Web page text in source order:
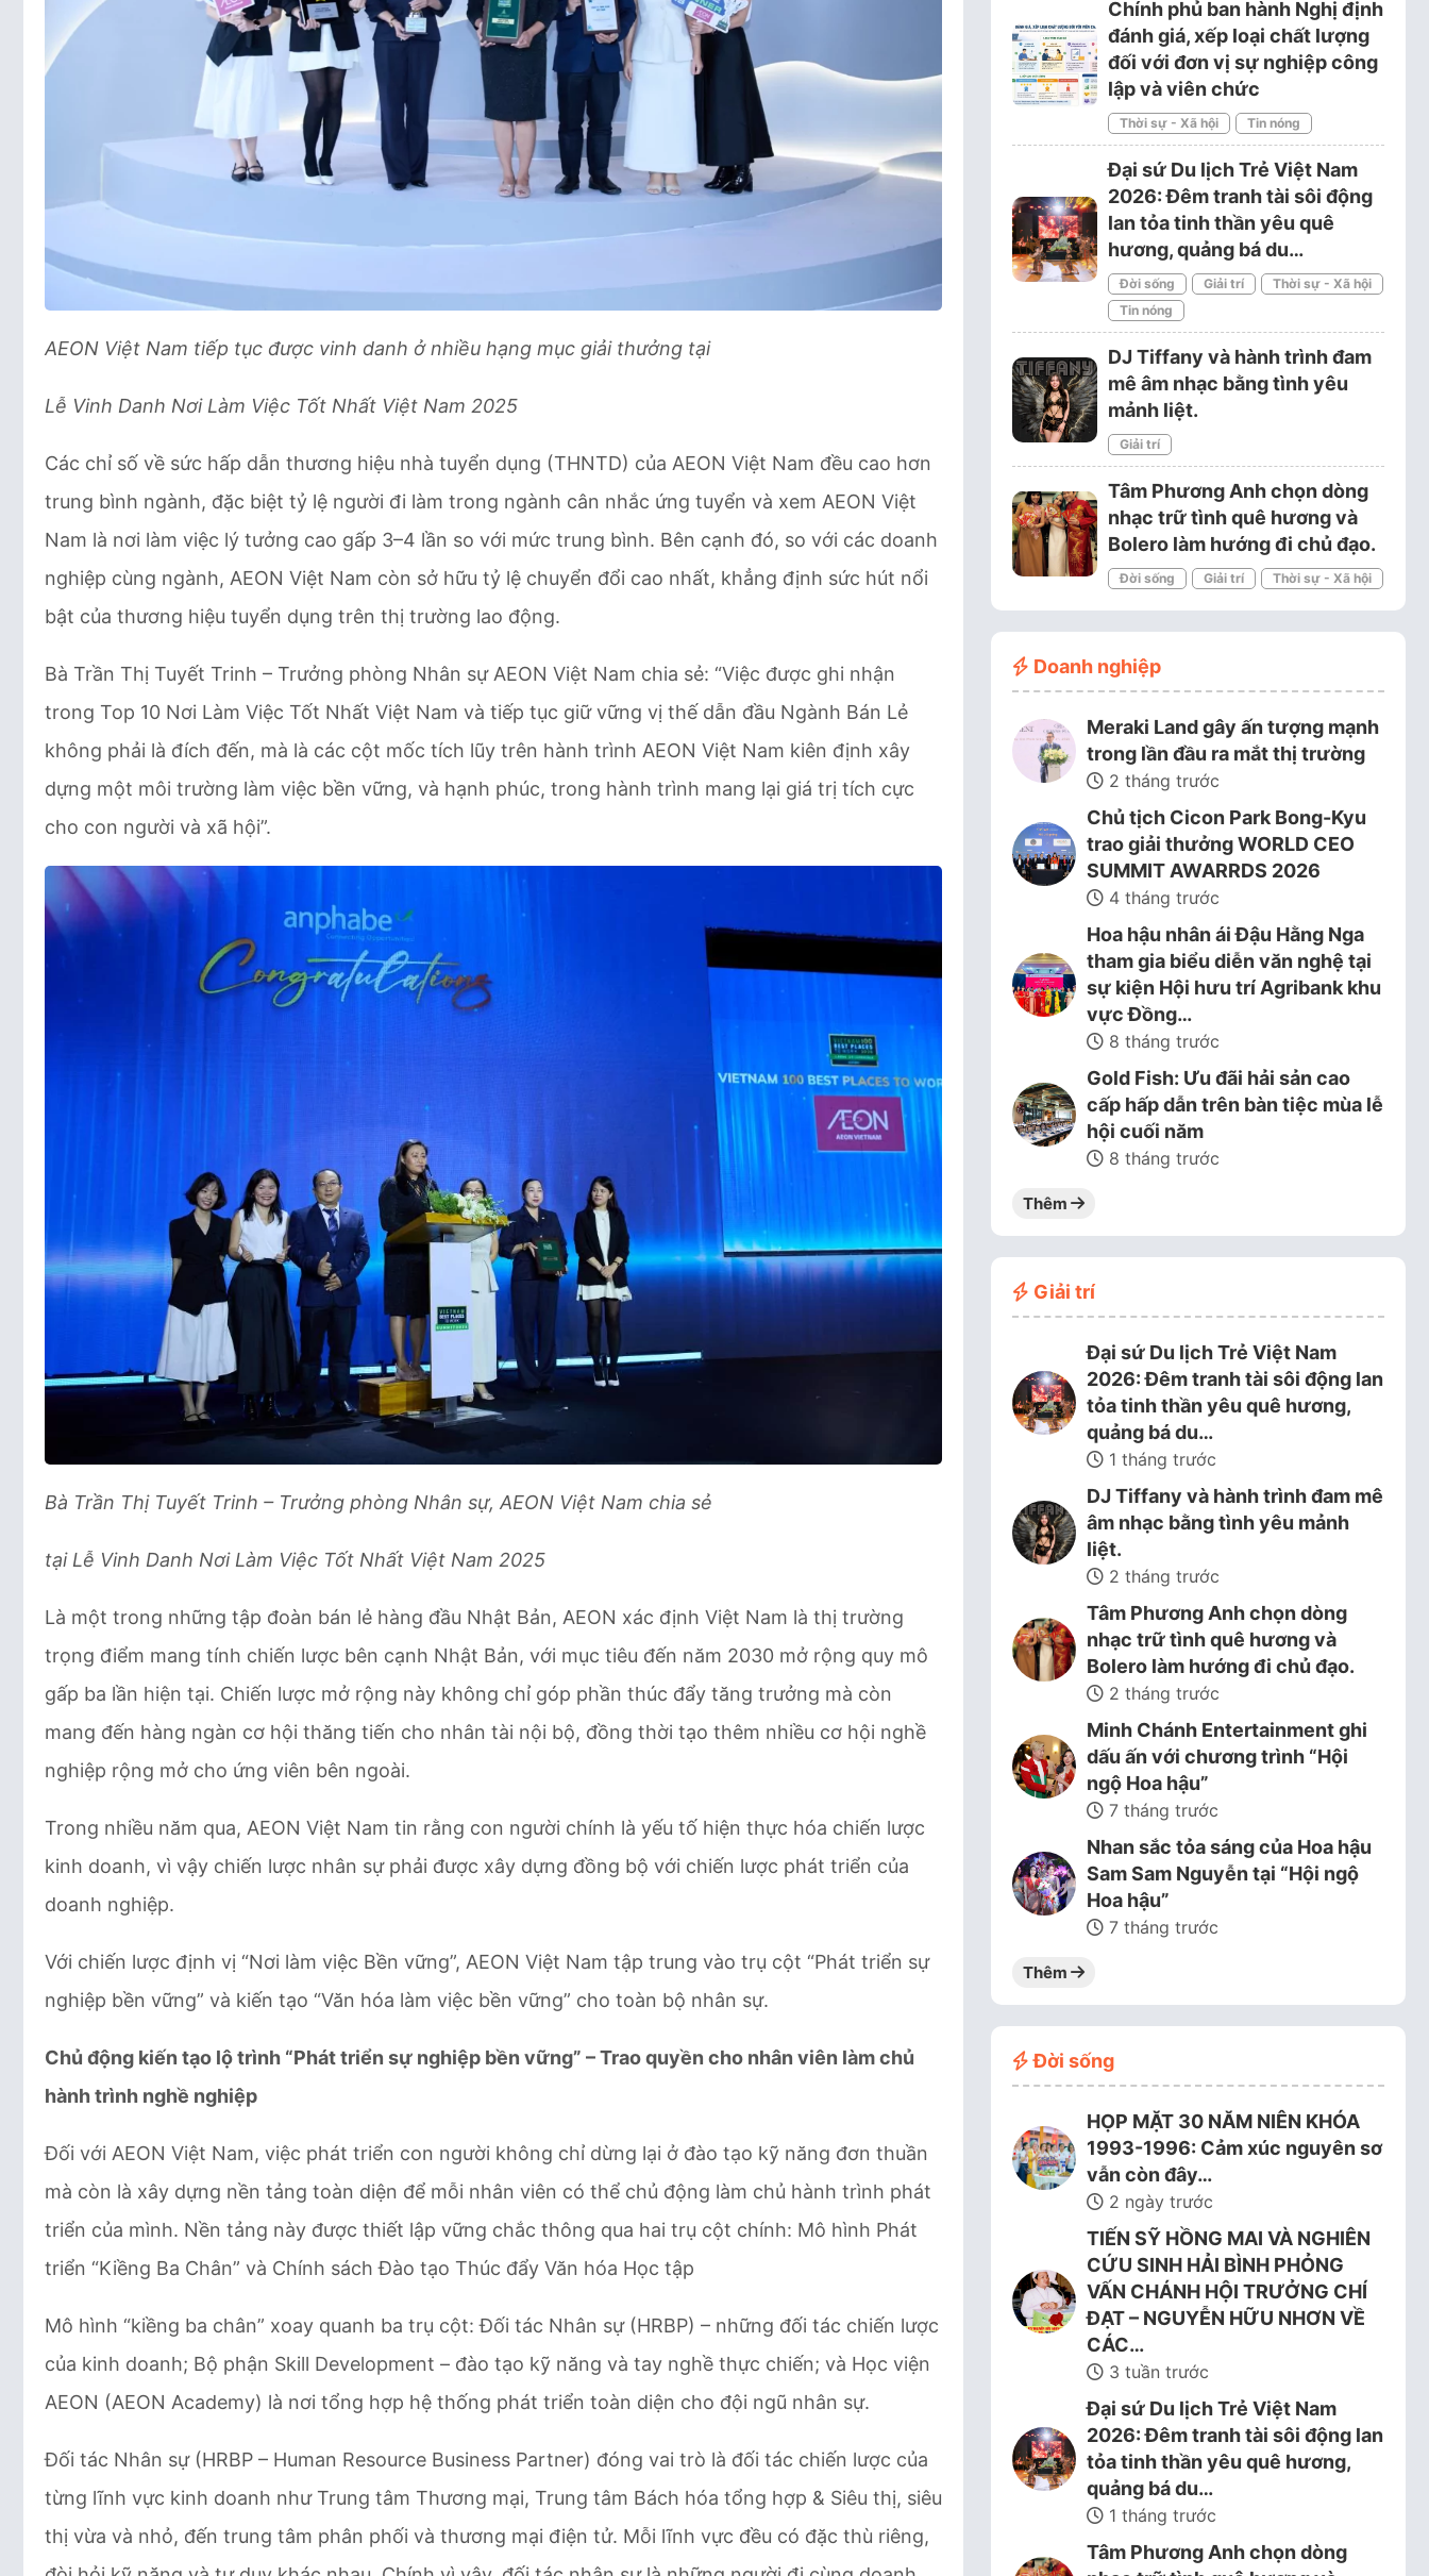
AEON Việt Nam tiếp tục được vinh danh ở nhiều hạng mục giải thưởng tại
Lễ Vinh Danh Nơi Làm Việc Tốt Nhất Việt Nam 2025
Các chỉ số về sức hấp dẫn thương hiệu nhà tuyển dụng (THNTD) của AEON Việt Nam đều cao hơn
trung bình ngành, đặc biệt tỷ lệ người đi làm trong ngành cân nhắc ứng tuyển và xem AEON Việt
Nam là nơi làm việc lý tưởng cao gấp 3–4 lần so với mức trung bình. Bên cạnh đó, so với các doanh
nghiệp cùng ngành, AEON Việt Nam còn sở hữu tỷ lệ chuyển đổi cao nhất, khẳng định sức hút nổi
bật của thương hiệu tuyển dụng trên thị trường lao động.
Bà Trần Thị Tuyết Trinh – Trưởng phòng Nhân sự AEON Việt Nam chia sẻ: “Việc được ghi nhận
trong Top 10 Nơi Làm Việc Tốt Nhất Việt Nam và tiếp tục giữ vững vị thế dẫn đầu Ngành Bán Lẻ
không phải là đích đến, mà là các cột mốc tích lũy trên hành trình AEON Việt Nam kiên định xây
dựng một môi trường làm việc bền vững, và hạnh phúc, trong hành trình mang lại giá trị tích cực
cho con người và xã hội”.
Bà Trần Thị Tuyết Trinh – Trưởng phòng Nhân sự, AEON Việt Nam chia sẻ
tại Lễ Vinh Danh Nơi Làm Việc Tốt Nhất Việt Nam 2025
Là một trong những tập đoàn bán lẻ hàng đầu Nhật Bản, AEON xác định Việt Nam là thị trường
trọng điểm mang tính chiến lược bên cạnh Nhật Bản, với mục tiêu đến năm 2030 mở rộng quy mô
gấp ba lần hiện tại. Chiến lược mở rộng này không chỉ góp phần thúc đẩy tăng trưởng mà còn
mang đến hàng ngàn cơ hội thăng tiến cho nhân tài nội bộ, đồng thời tạo thêm nhiều cơ hội nghề
nghiệp rộng mở cho ứng viên bên ngoài.
Trong nhiều năm qua, AEON Việt Nam tin rằng con người chính là yếu tố hiện thực hóa chiến lược
kinh doanh, vì vậy chiến lược nhân sự phải được xây dựng đồng bộ với chiến lược phát triển của
doanh nghiệp.
Với chiến lược định vị “Nơi làm việc Bền vững”, AEON Việt Nam tập trung vào trụ cột “Phát triển sự
nghiệp bền vững” và kiến tạo “Văn hóa làm việc bền vững” cho toàn bộ nhân sự.
Chủ động kiến tạo lộ trình “Phát triển sự nghiệp bền vững” – Trao quyền cho nhân viên làm chủ
hành trình nghề nghiệp
Đối với AEON Việt Nam, việc phát triển con người không chỉ dừng lại ở đào tạo kỹ năng đơn thuần
mà còn là xây dựng nền tảng toàn diện để mỗi nhân viên có thể chủ động làm chủ hành trình phát
triển của mình. Nền tảng này được thiết lập vững chắc thông qua hai trụ cột chính: Mô hình Phát
triển “Kiềng Ba Chân” và Chính sách Đào tạo Thúc đẩy Văn hóa Học tập
Mô hình “kiềng ba chân” xoay quanh ba trụ cột: Đối tác Nhân sự (HRBP) – những đối tác chiến lược
của kinh doanh; Bộ phận Skill Development – đào tạo kỹ năng và tay nghề thực chiến; và Học viện
AEON (AEON Academy) là nơi tổng hợp hệ thống phát triển toàn diện cho đội ngũ nhân sự.
Đối tác Nhân sự (HRBP – Human Resource Business Partner) đóng vai trò là đối tác chiến lược của
từng lĩnh vực kinh doanh như Trung tâm Thương mại, Trung tâm Bách hóa tổng hợp & Siêu thị, siêu
thị vừa và nhỏ, đến trung tâm phân phối và thương mại điện tử. Mỗi lĩnh vực đều có đặc thù riêng,
Chính phủ ban hành Nghị định
đánh giá, xếp loại chất lượng
đối với đơn vị sự nghiệp công
lập và viên chức
Thời sự - Xã hội Tin nóng
Đại sứ Du lịch Trẻ Việt Nam
2026: Đêm tranh tài sôi động
lan tỏa tinh thần yêu quê
hương, quảng bá du…
Đời sống Giải trí
Thời sự - Xã hội
Tin nóng
DJ Tiffany và hành trình đam
mê âm nhạc bằng tình yêu
mảnh liệt.
Giải trí
Tâm Phương Anh chọn dòng
nhạc trữ tình quê hương và
Bolero làm hướng đi chủ đạo.
Đời sống Giải trí Thời sự - Xã hội
Doanh nghiệp
Meraki Land gây ấn tượng mạnh
trong lần đầu ra mắt thị trường
2 tháng trước
Chủ tịch Cicon Park Bong-Kyu
trao giải thưởng WORLD CEO
SUMMIT AWARRDS 2026
4 tháng trước
Hoa hậu nhân ái Đậu Hằng Nga
tham gia biểu diễn văn nghệ tại
sự kiện Hội hưu trí Agribank khu
vực Đồng…
8 tháng trước
Gold Fish: Ưu đãi hải sản cao
cấp hấp dẫn trên bàn tiệc mùa lễ
hội cuối năm
8 tháng trước
Thêm
Giải trí
Đại sứ Du lịch Trẻ Việt Nam
2026: Đêm tranh tài sôi động lan
tỏa tinh thần yêu quê hương,
quảng bá du…
1 tháng trước
DJ Tiffany và hành trình đam mê
âm nhạc bằng tình yêu mảnh
liệt.
2 tháng trước
Tâm Phương Anh chọn dòng
nhạc trữ tình quê hương và
Bolero làm hướng đi chủ đạo.
2 tháng trước
Minh Chánh Entertainment ghi
dấu ấn với chương trình “Hội
ngộ Hoa hậu”
7 tháng trước
Nhan sắc tỏa sáng của Hoa hậu
Sam Sam Nguyễn tại “Hội ngộ
Hoa hậu”
7 tháng trước
Thêm
Đời sống
HỌP MẶT 30 NĂM NIÊN KHÓA
1993-1996: Cảm xúc nguyên sơ
vẫn còn đây…
2 ngày trước
TIẾN SỸ HỒNG MAI VÀ NGHIÊN
CỨU SINH HẢI BÌNH PHỎNG
VẤN CHÁNH HỘI TRƯỞNG CHÍ
ĐẠT – NGUYỄN HỮU NHƠN VỀ
CÁC…
3 tuần trước
Đại sứ Du lịch Trẻ Việt Nam
2026: Đêm tranh tài sôi động lan
tỏa tinh thần yêu quê hương,
quảng bá du…
1 tháng trước
Tâm Phương Anh chọn dòng